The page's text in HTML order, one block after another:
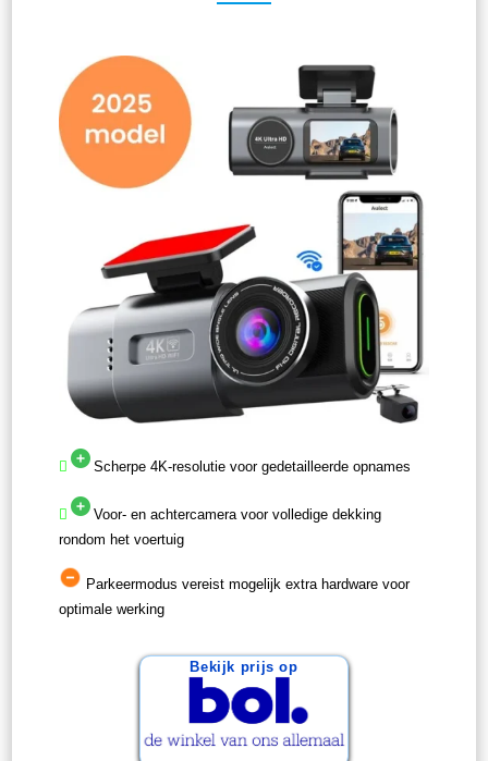
Scherpe 4K-resolutie voor gedetailleerde opnames
Voor- en achtercamera voor volledige dekking
rondom het voertuig
Parkeermodus vereist mogelijk extra hardware voor
optimale werking
Bekijk prijs op